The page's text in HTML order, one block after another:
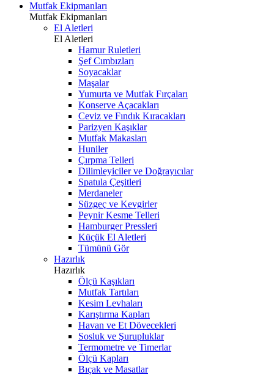
Mutfak Ekipmanları
Mutfak Ekipmanları
El Aletleri
El Aletleri
Hamur Ruletleri
Şef Cımbızları
Soyacaklar
Maşalar
Yumurta ve Mutfak Fırçaları
Konserve Açacakları
Ceviz ve Fındık Kıracakları
Parizyen Kaşıklar
Mutfak Makasları
Huniler
Çırpma Telleri
Dilimleyiciler ve Doğrayıcılar
Spatula Çeşitleri
Merdaneler
Süzgeç ve Kevgirler
Peynir Kesme Telleri
Hamburger Pressleri
Küçük El Aletleri
Tümünü Gör
Hazırlık
Hazırlık
Ölçü Kaşıkları
Mutfak Tartıları
Kesim Levhaları
Karıştırma Kapları
Havan ve Et Dövecekleri
Sosluk ve Şurupluklar
Termometre ve Timerlar
Ölçü Kapları
Bıçak ve Masatlar